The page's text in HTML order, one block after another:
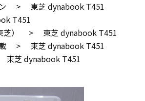
>
東芝 dynabook T451
T451
） >
東芝 dynabook T451
>
東芝 dynabook T451
東芝 dynabook T451